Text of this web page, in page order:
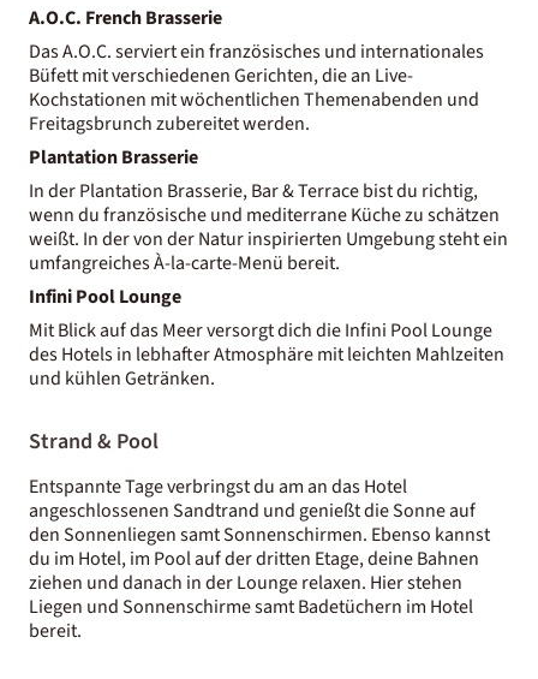
A.O.C. French Brasserie
Das A.O.C. serviert ein französisches und internationales
Büfett mit verschiedenen Gerichten, die an Live-
Kochstationen mit wöchentlichen Themenabenden und
Freitagsbrunch zubereitet werden.
Plantation Brasserie
In der Plantation Brasserie, Bar & Terrace bist du richtig,
wenn du französische und mediterrane Küche zu schätzen
weißt. In der von der Natur inspirierten Umgebung steht ein
umfangreiches À-la-carte-Menü bereit.
Infini Pool Lounge
Mit Blick auf das Meer versorgt dich die Infini Pool Lounge
des Hotels in lebhafter Atmosphäre mit leichten Mahlzeiten
und kühlen Getränken.
Strand & Pool
Entspannte Tage verbringst du am an das Hotel
angeschlossenen Sandtrand und genießt die Sonne auf
den Sonnenliegen samt Sonnenschirmen. Ebenso kannst
du im Hotel, im Pool auf der dritten Etage, deine Bahnen
ziehen und danach in der Lounge relaxen. Hier stehen
Liegen und Sonnenschirme samt Badetüchern im Hotel
bereit.